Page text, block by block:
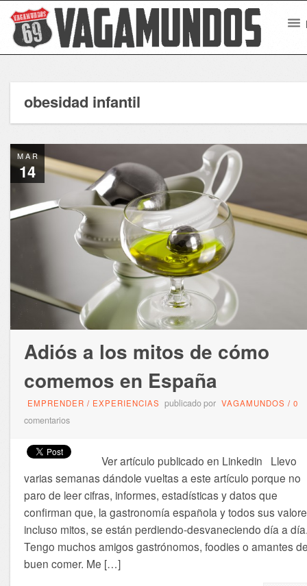
obesidad infantil
MAR
14
Adiós a los mitos de cómo
comemos en España
EMPRENDER / EXPERIENCIAS publicado por VAGAMUNDOS / 0
comentarios
Ver artículo publicado en Linkedin Llevo
varias semanas dándole vueltas a este artículo porque no
paro de leer cifras, informes, estadísticas y datos que
confirman que, la gastronomía española y todos sus
incluso mitos, se están perdiendo-desvaneciendo día a
Tengo muchos amigos gastrónomos, foodies o amantes
buen comer. Me […]